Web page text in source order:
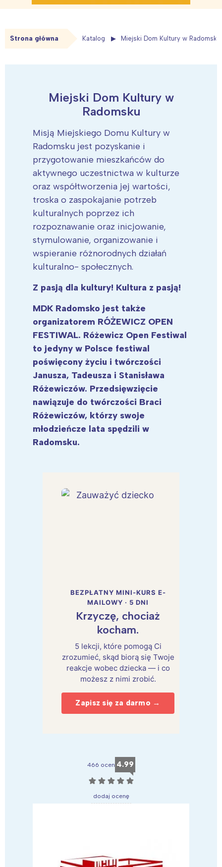
Strona główna Katalog Miejski Dom Kultury w Radomsku
Miejski Dom Kultury w
Radomsku
Misją Miejskiego Domu Kultury w
Radomsku jest pozyskanie i
przygotowanie mieszkańców do
aktywnego uczestnictwa w kulturze
oraz współtworzenia jej wartości,
troska o zaspokajanie potrzeb
kulturalnych poprzez ich
rozpoznawanie oraz inicjowanie,
stymulowanie, organizowanie i
wspieranie różnorodnych działań
kulturalno- społecznych.
Z pasją dla kultury! Kultura z pasją!
MDK Radomsko jest także
organizatorem RÓŻEWICZ OPEN
FESTIWAL. Różewicz Open Festiwal
to jedyny w Polsce festiwal
poświęcony życiu i twórczości
Janusza, Tadeusza i Stanisława
Różewiczów. Przedsięwzięcie
nawiązuje do twórczości Braci
Różewiczów, którzy swoje
młodzieńcze lata spędzili w
Radomsku.
BEZPŁATNY MINI-KURS E-
MAILOWY · 5 DNI
Krzyczę, chociaż
kocham.
5 lekcji, które pomogą Ci
zrozumieć, skąd biorą się Twoje
reakcje wobec dziecka — i co
możesz z nimi zrobić.
Zapisz się za darmo →
466 ocen 4.99
☆ ☆ ☆ ☆ ☆
dodaj ocenę